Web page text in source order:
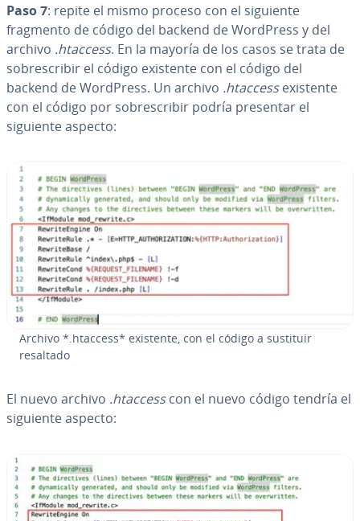
Paso 7: repite el mismo proceso con el siguiente
fragmento de código del backend de WordPress y del
archivo .htaccess. En la mayoría de los casos se trata de
so­bre­s­cri­bir el código existente con el código del
backend de WordPress. Un archivo .htaccessexistente
con el código por so­bre­s­cri­bir podría presentar el
siguiente aspecto:
Archivo *.htaccess* existente, con el código a sustituir
resaltado
El nuevo archivo .htaccesscon el nuevo código tendría el
siguiente aspecto: